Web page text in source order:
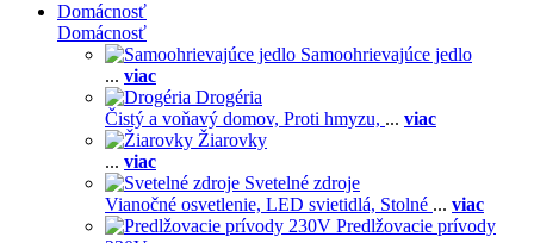
Domácnosť
Domácnosť
Samoohrievajúce jedlo
... viac
Drogéria
Čistý a voňavý domov, Proti hmyzu, ... viac
Žiarovky
... viac
Svetelné zdroje
Vianočné osvetlenie, LED svietidlá, Stolné ... viac
Predlžovacie prívody